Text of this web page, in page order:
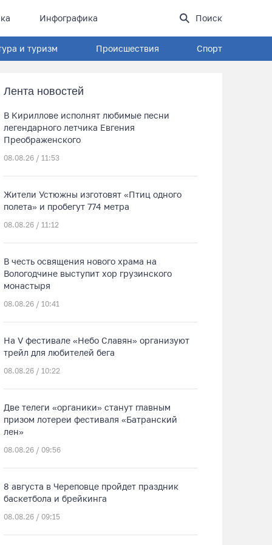
Инфографика Поиск
и туризм Происшествия Спорт
Лента новостей
В Кириллове исполнят любимые песни
легендарного летчика Евгения
Преображенского
08.08.26 / 11:53
Жители Устюжны изготовят «Птиц одного
полета» и пробегут 774 метра
08.08.26 / 11:12
В честь освящения нового храма на
Вологодчине выступит хор грузинского
монастыря
08.08.26 / 10:41
На V фестивале «Небо Славян» организуют
трейл для любителей бега
08.08.26 / 10:22
Две телеги «органики» станут главным
призом лотереи фестиваля «Батранский
лен»
08.08.26 / 09:56
8 августа в Череповце пройдет праздник
баскетбола и брейкинга
08.08.26 / 09:15